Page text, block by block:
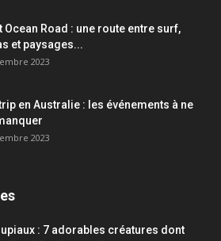
Ocean Road : une route entre surf,
et paysages...
2023
en Australie : les événements à ne
2023
: 7 adorables créatures dont